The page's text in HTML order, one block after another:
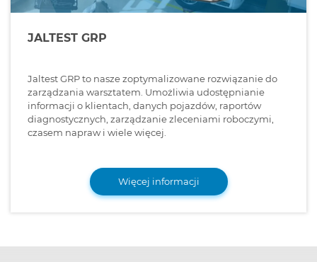
JALTEST GRP
Jaltest GRP to nasze zoptymalizowane rozwiązanie do
zarządzania warsztatem. Umożliwia udostępnianie
informacji o klientach, danych pojazdów, raportów
diagnostycznych, zarządzanie zleceniami roboczymi,
czasem napraw i wiele więcej.
Więcej informacji